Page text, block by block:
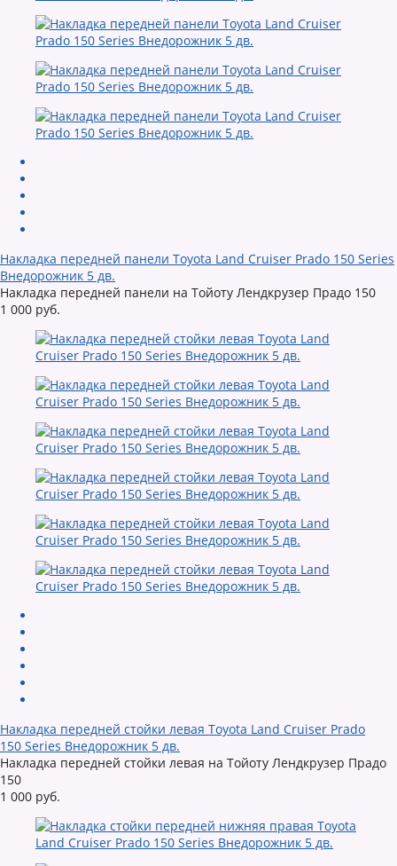
Накладка передней панели Toyota Land Cruiser Prado 150 Series
Внедорожник 5 дв.
Накладка передней панели на Тойоту Лендкрузер Прадо 150
1 000 руб.
Накладка передней стойки левая Toyota Land Cruiser Prado
150 Series Внедорожник 5 дв.
Накладка передней стойки левая на Тойоту Лендкрузер Прадо
150
1 000 руб.